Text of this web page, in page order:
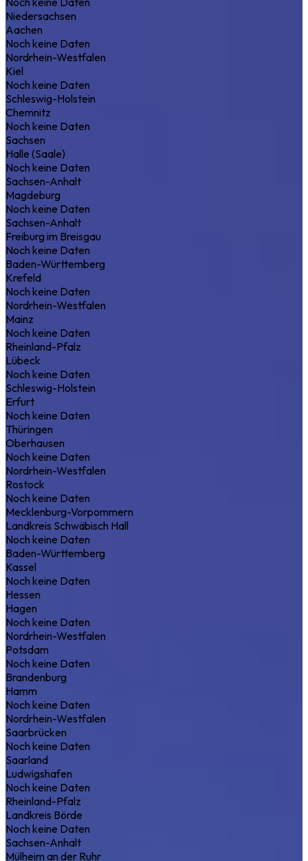
Niedersachsen
Aachen
Noch keine Daten
Nordrhein-Westfalen
Kiel
Noch keine Daten
Schleswig-Holstein
Chemnitz
Noch keine Daten
Sachsen
Halle (Saale)
Noch keine Daten
Sachsen-Anhalt
Magdeburg
Noch keine Daten
Sachsen-Anhalt
Freiburg im Breisgau
Noch keine Daten
Baden-Württemberg
Krefeld
Noch keine Daten
Nordrhein-Westfalen
Mainz
Noch keine Daten
Rheinland-Pfalz
Lübeck
Noch keine Daten
Schleswig-Holstein
Erfurt
Noch keine Daten
Thüringen
Oberhausen
Noch keine Daten
Nordrhein-Westfalen
Rostock
Noch keine Daten
Mecklenburg-Vorpommern
Landkreis Schwäbisch Hall
Noch keine Daten
Baden-Württemberg
Kassel
Noch keine Daten
Hessen
Hagen
Noch keine Daten
Nordrhein-Westfalen
Potsdam
Noch keine Daten
Brandenburg
Hamm
Noch keine Daten
Nordrhein-Westfalen
Saarbrücken
Noch keine Daten
Saarland
Ludwigshafen
Noch keine Daten
Rheinland-Pfalz
Landkreis Börde
Noch keine Daten
Sachsen-Anhalt
Mülheim an der Ruhr